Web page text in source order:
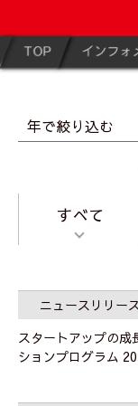
TOP インフォ
年で絞り込む
すべて
ニュースリリース
スタートアップの
ションプログラム